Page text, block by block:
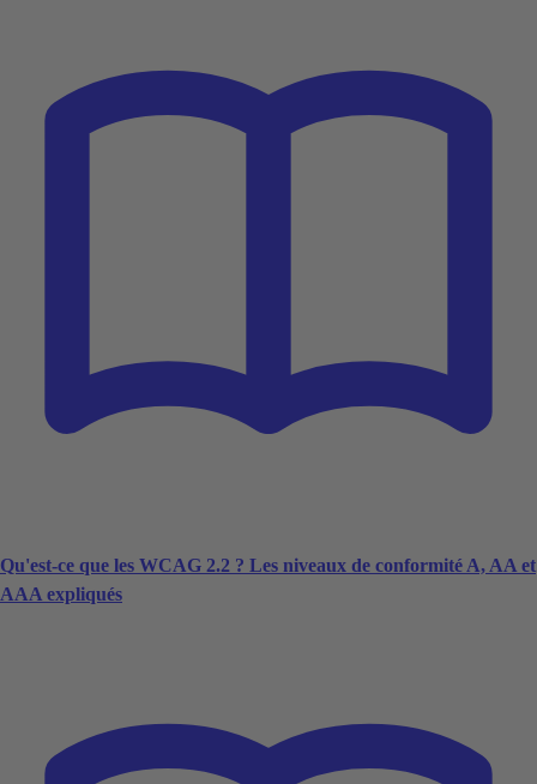
Qu'est-ce que les WCAG 2.2 ? Les niveaux de conformité A, AA et
AAA expliqués